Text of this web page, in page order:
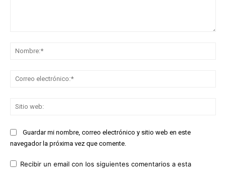
Guardar mi nombre, correo electrónico y sitio web en este
navegador la próxima vez que comente.
Recibir un email con los siguientes comentarios a esta